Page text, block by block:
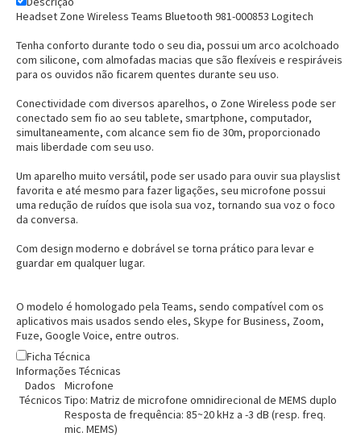
Headset Zone Wireless Teams Bluetooth 981-000853 Logitech
Tenha conforto durante todo o seu dia, possui um arco acolchoado
com silicone, com almofadas macias que são flexíveis e respiráveis
para os ouvidos não ficarem quentes durante seu uso.
Conectividade com diversos aparelhos, o Zone Wireless pode ser
conectado sem fio ao seu tablete, smartphone, computador,
simultaneamente, com alcance sem fio de 30m, proporcionado
mais liberdade com seu uso.
Um aparelho muito versátil, pode ser usado para ouvir sua playslist
favorita e até mesmo para fazer ligações, seu microfone possui
uma redução de ruídos que isola sua voz, tornando sua voz o foco
da conversa.
Com design moderno e dobrável se torna prático para levar e
guardar em qualquer lugar.
O modelo é homologado pela Teams, sendo compatível com os
aplicativos mais usados sendo eles, Skype for Business, Zoom,
Fuze, Google Voice, entre outros.
Ficha Técnica
Informações Técnicas
Dados
Técnicos
Microfone
Tipo: Matriz de microfone omnidirecional de MEMS duplo
Resposta de frequência: 85~20 kHz a -3 dB (resp. freq.
mic. MEMS)